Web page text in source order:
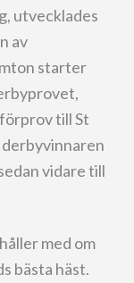
utvecklades
av
starter
till St
vidare till
med om
bästa häst.